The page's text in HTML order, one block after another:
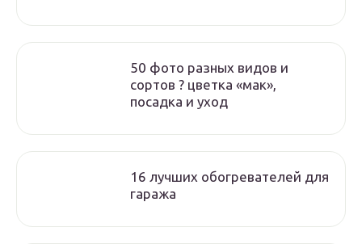
50 фото разных видов и
сортов ? цветка «мак»,
посадка и уход
16 лучших обогревателей для
гаража